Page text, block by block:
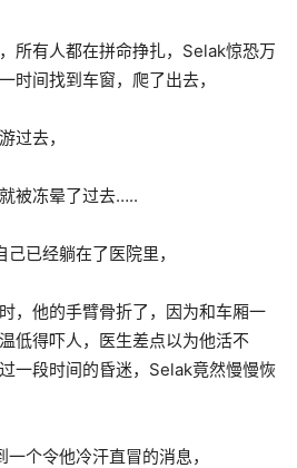
所有人都在拼命挣扎，Selak惊恐万
时间找到车窗，爬了出去，
过去，
被冻晕了过去…..
已经躺在了医院里，
，他的手臂骨折了，因为和车厢一
低得吓人，医生差点以为他活不
一段时间的昏迷，Selak竟然慢慢恢
个令他冷汗直冒的消息，